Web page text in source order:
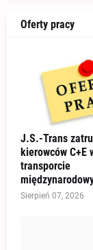
Oferty pracy
J.S.-Trans
kierowców C+E
transporcie
Sierpień 07, 2026